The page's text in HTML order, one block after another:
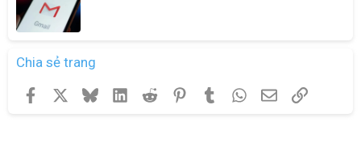
Chia sẻ trang
Facebook BlueskyLinkedInReddit PinterestTumblr WhatsApp
EmailLink